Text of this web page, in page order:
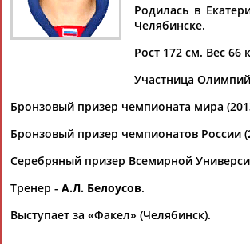
АБАСОВА
АБАЧАРАЕВ
Флюра
БУЛАТОВА
Татьяна
Акжана
Родилась в
Челябинске.
Рост 172 см. Вес 66
Участница
Бронзовый призер чемпионата мира
Бронзовый призер чемпионатов России
Серебряный призер Всемирной
Тренер - А.Л. Белоусов.
Выступает за «Факел» (Челябинск).